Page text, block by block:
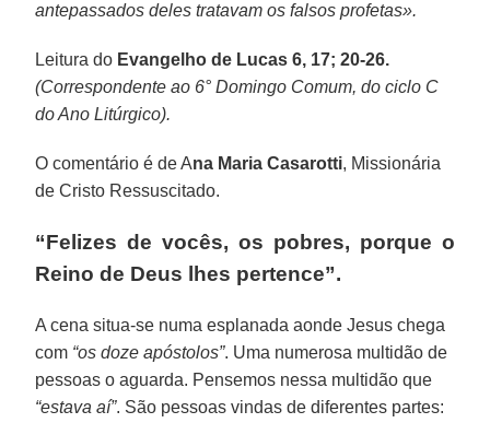
antepassados deles tratavam os falsos profetas».
Leitura do Evangelho de Lucas 6, 17; 20-26.
(Correspondente ao 6° Domingo Comum, do ciclo C
do Ano Litúrgico).
O comentário é de Ana Maria Casarotti, Missionária
de Cristo Ressuscitado.
“Felizes de vocês, os pobres, porque o
Reino de Deus lhes pertence”.
A cena situa-se numa esplanada aonde Jesus chega
com “os doze apóstolos”. Uma numerosa multidão de
pessoas o aguarda. Pensemos nessa multidão que
“estava aí”. São pessoas vindas de diferentes partes: